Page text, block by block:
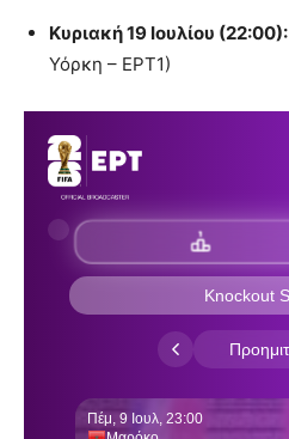
Κυριακή 19 Ιουλίου (22:00):
Υόρκη – ΕΡΤ1)